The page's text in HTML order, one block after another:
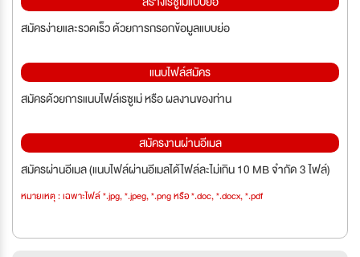
สมัครง่ายและรวดเร็ว ด้วยการกรอกข้อมูลแบบย่อ
แนบไฟล์สมัคร
สมัครด้วยการแนบไฟล์เรซูเม่ หรือ ผลงานของท่าน
สมัครงานผ่านอีเมล
สมัครผ่านอีเมล (แนบไฟล์ผ่านอีเมลได้ไฟล์ละไม่เกิน 10 MB จำกัด 3 ไฟล์)
หมายเหตุ : เฉพาะไฟล์ *.jpg, *.jpeg, *.png หรือ *.doc, *.docx, *.pdf